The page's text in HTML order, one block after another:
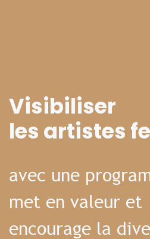
Visibiliser
les artistes
avec une
met en valeur et
encourage la